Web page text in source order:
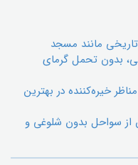
تاریخی مانند مسجد
بدون تحمل گرمای
خیره‌کننده در بهترین
از سواحل بدون شلوغی و